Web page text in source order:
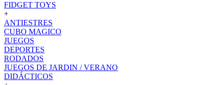
FIDGET TOYS
+
ANTIESTRES
CUBO MAGICO
JUEGOS
DEPORTES
RODADOS
JUEGOS DE JARDIN / VERANO
DIDÁCTICOS